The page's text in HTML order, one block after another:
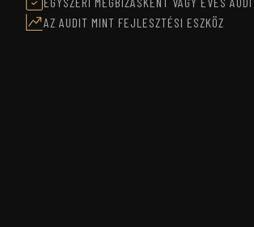
AZ AUDIT MINT FEJLESZTÉSI ESZKÖZ